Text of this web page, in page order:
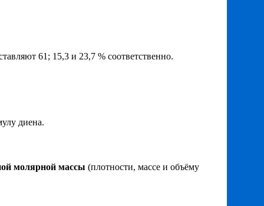
61; 15,3 и 23,7 % соответственно.
диена.
молярной массы (плотности, массе и объёму